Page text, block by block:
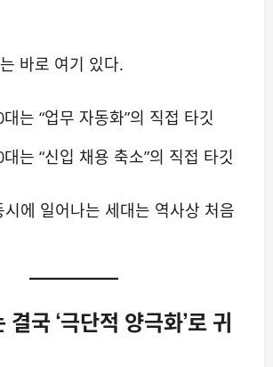
바로 여기 있다.
는 “업무 자동화”의 직접 타깃
는 “신입 채용 축소”의 직접 타깃
에 일어나는 세대는 역사상 처음
국 ‘극단적 양극화’로 귀